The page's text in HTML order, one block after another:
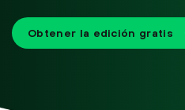
Obtener la edición gratis